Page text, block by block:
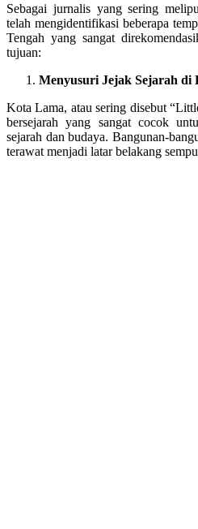
Sebagai jurnalis yang sering
telah mengidentifikasi beberapa
Tengah yang sangat
tujuan:
Menyusuri Jejak Sejarah di
Kota Lama, atau sering disebut
bersejarah yang sangat cocok
sejarah dan budaya. Bangunan-
terawat menjadi latar belakang